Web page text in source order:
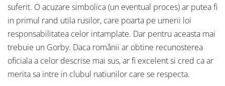
suferit. O acuzare simbolica (un eventual proces) ar putea fi
in primul rand utila rusilor, care poarta pe umerii loi
responsabilitatea celor intamplate. Dar pentru aceasta mai
trebuie un Gorby. Daca românii ar obtine recunosterea
oficiala a celor descrise mai sus, ar fi excelent si cred ca ar
merita sa intre in clubul natiunilor care se respecta.